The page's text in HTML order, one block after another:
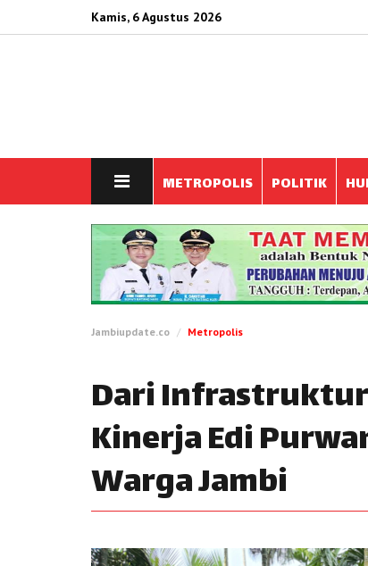
Kamis, 6 Agustus 2026
METROPOLIS POLITIK
Jambiupdate.co Metropolis
Dari
Kinerja Edi
Warga Jambi